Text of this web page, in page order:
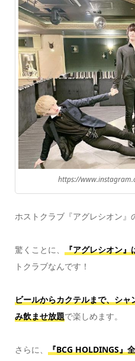
https://
ホストクラブ『アグレシオン』
驚くことに、 『アグレシオン
トクラブなんです！
ビールからカクテルまで、シ
み飲ませ放題で楽しめます。
さらに、
『BCG HOLDINGS』